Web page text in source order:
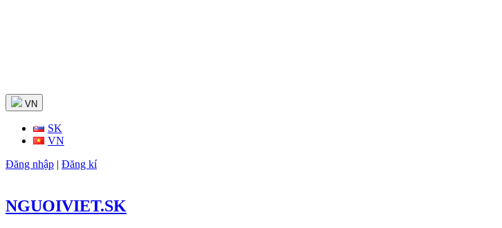
VN
SK
VN
Đăng nhập | Đăng kí
NGUOIVIET.SK